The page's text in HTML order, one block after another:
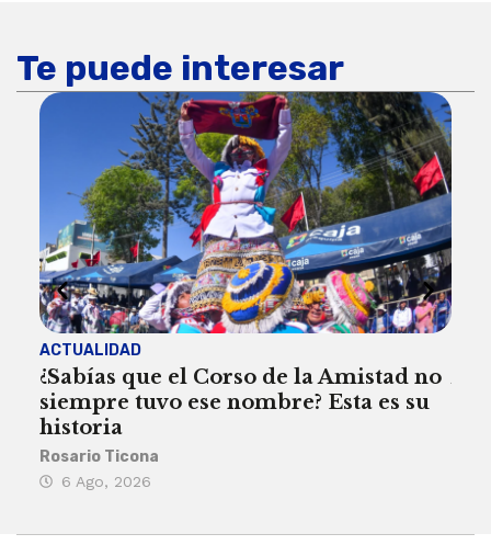
Te puede interesar
ACTUALIDAD
¿Sabías que el Corso de la Amistad no
siempre tuvo ese nombre? Esta es su
historia
Rosario Ticona
6 Ago, 2026